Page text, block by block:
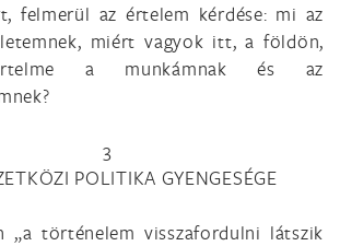
felmerül az értelem kérdése: mi az
miért vagyok itt, a földön,
a munkámnak és az
3
POLITIKA GYENGESÉGE
„a történelem visszafordulni látszik